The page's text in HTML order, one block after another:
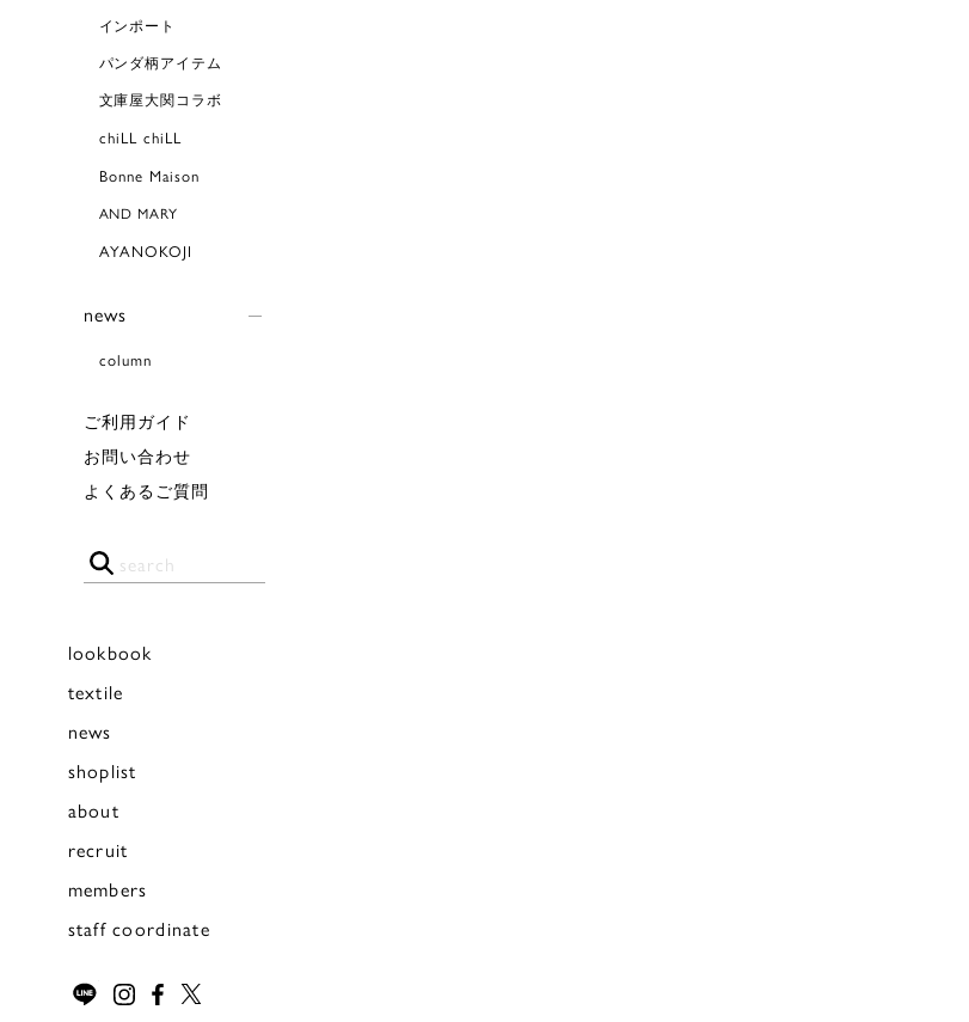
インポート
パンダ柄アイテム
文庫屋大関コラボ
chiLL chiLL
Bonne Maison
AND MARY
AYANOKOJI
news
column
ご利用ガイド
お問い合わせ
よくあるご質問
lookbook
textile
news
shoplist
about
recruit
members
staff coordinate